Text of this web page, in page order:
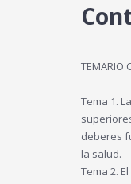
TEMARIO
Tema 1.
deberes
la salud.
Tema 2.